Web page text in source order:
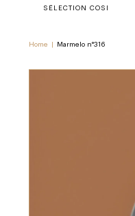
SÉLECTION COSI
Home Marmelo n°316